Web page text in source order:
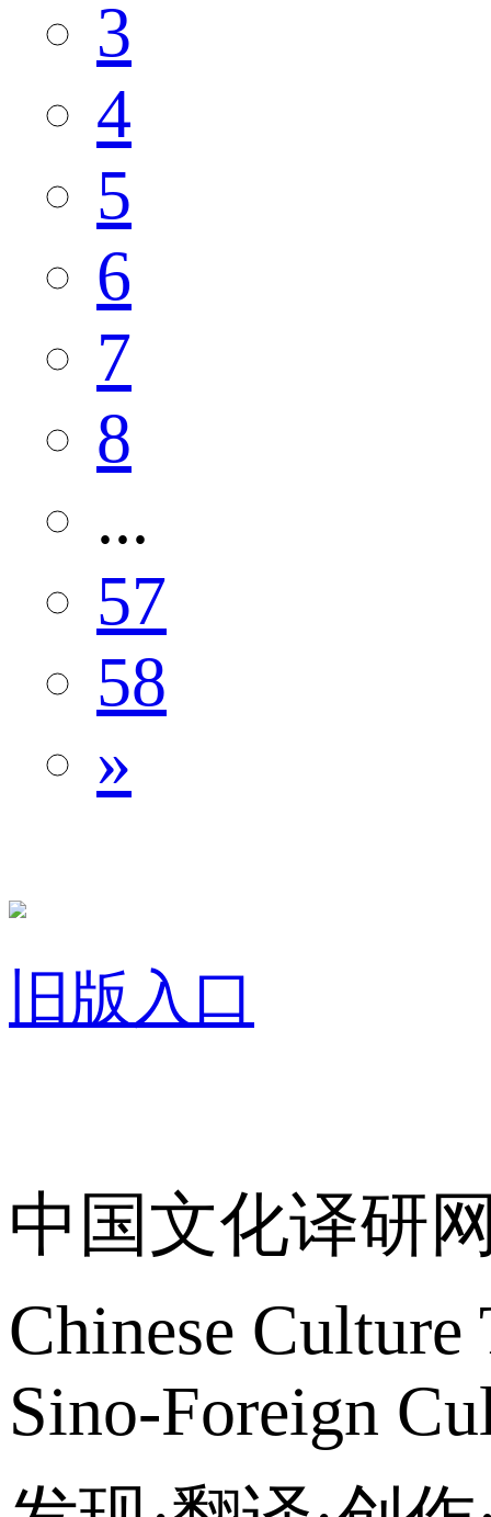
3
4
5
6
7
8
...
57
58
»
旧版入口
中国文化译研
Chinese
Sino-Foreign